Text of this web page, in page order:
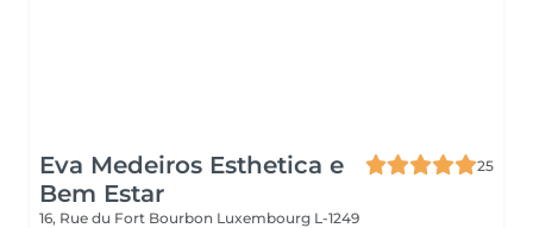
Eva Medeiros Esthetica e
Bem Estar
25
16, Rue du Fort Bourbon Luxembourg L-1249